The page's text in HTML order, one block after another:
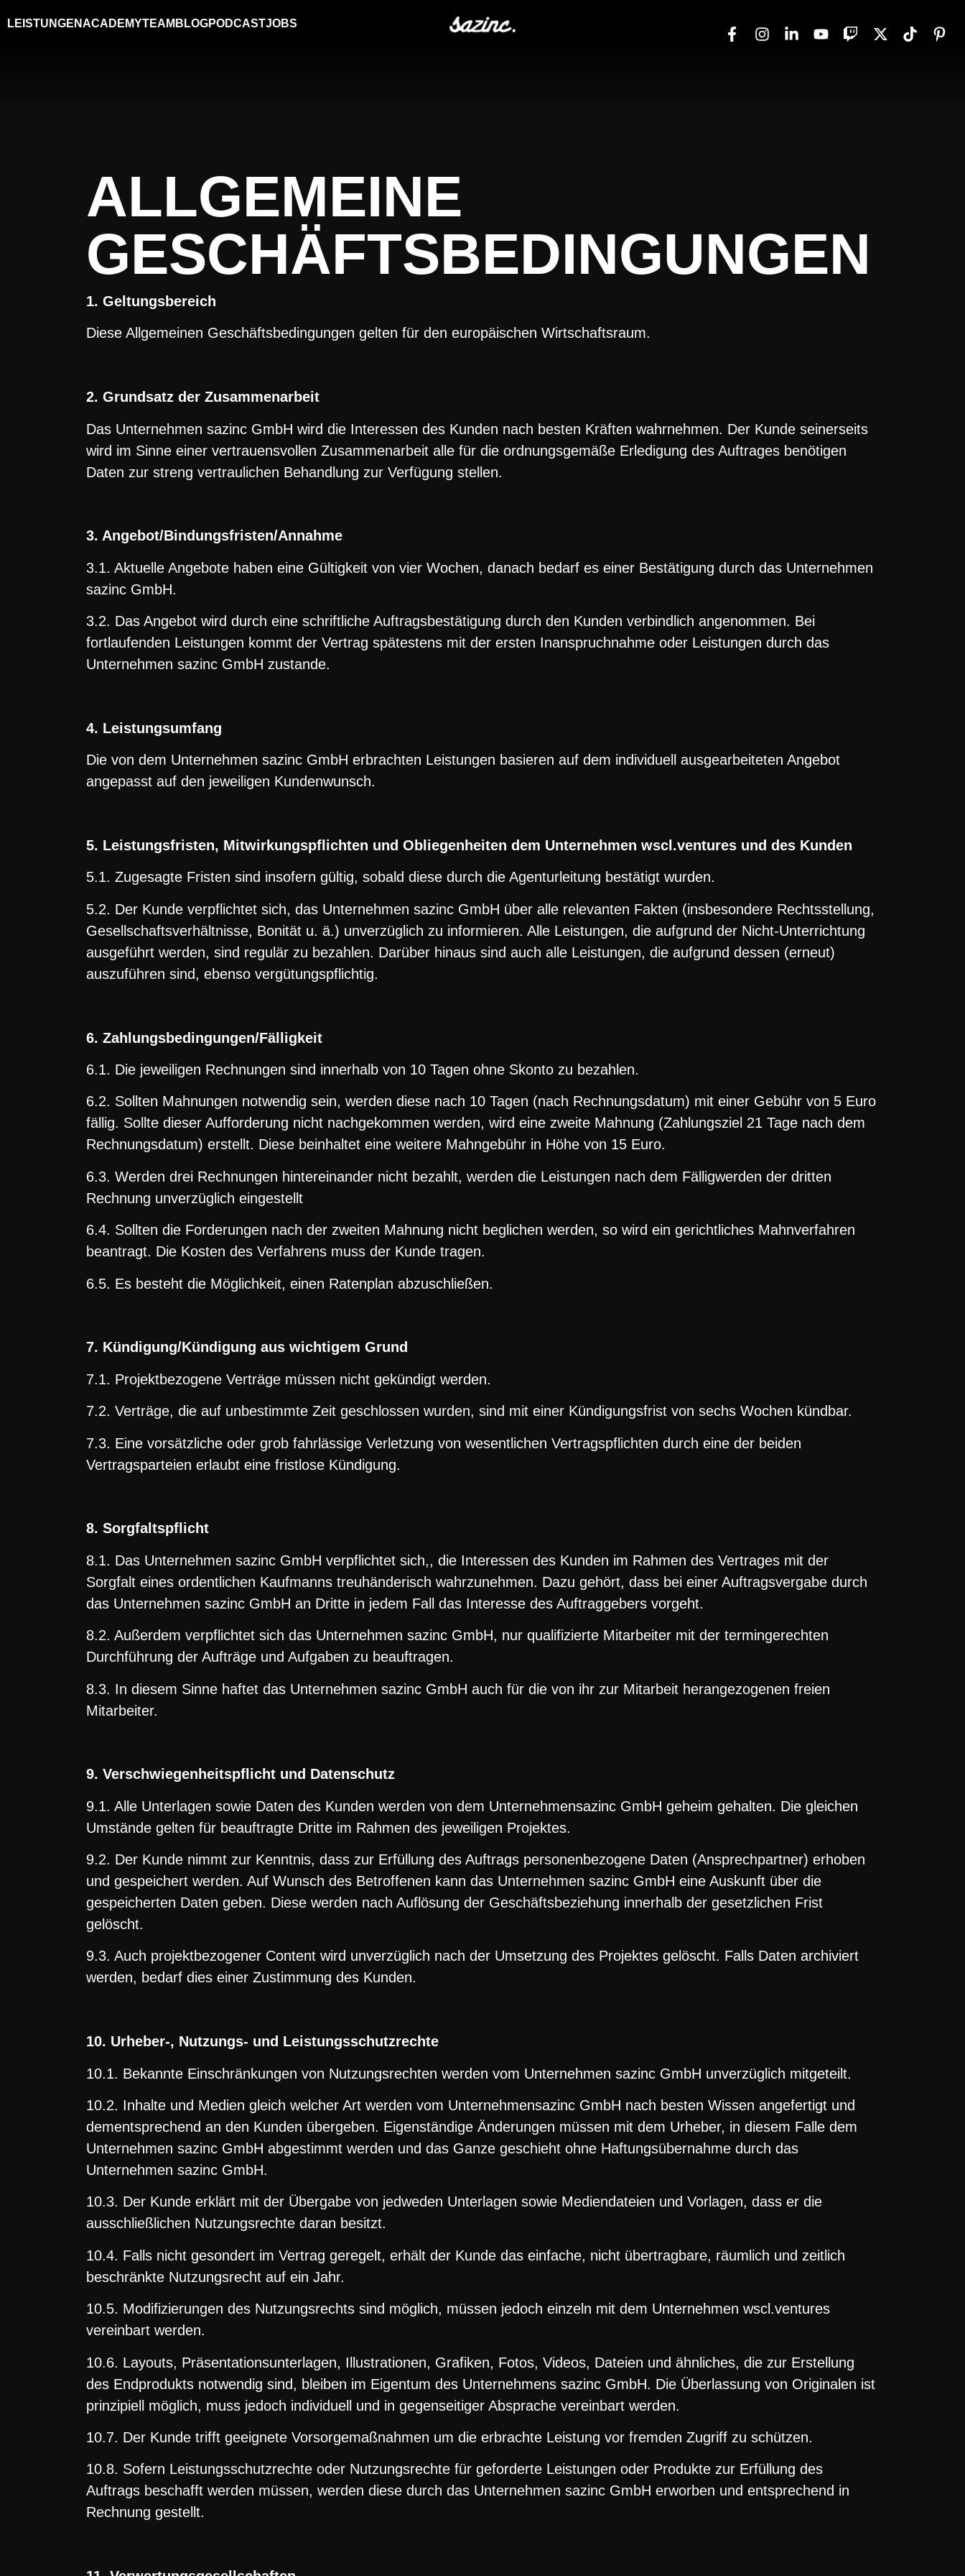
LEISTUNGENACADEMYTEAM BLOGPODCASTJOBS
ALLGEMEINE
GESCHÄFTSBEDINGUNGEN
1. Geltungsbereich
Diese Allgemeinen Geschäftsbedingungen gelten für den europäischen Wirtschaftsraum.
2. Grundsatz der Zusammenarbeit
Das Unternehmen sazinc GmbH wird die Interessen des Kunden nach besten Kräften wahrnehmen. Der Kunde seinerseits
wird im Sinne einer vertrauensvollen Zusammenarbeit alle für die ordnungsgemäße Erledigung des Auftrages benötigen
Daten zur streng vertraulichen Behandlung zur Verfügung stellen.
3. Angebot/Bindungsfristen/Annahme
3.1. Aktuelle Angebote haben eine Gültigkeit von vier Wochen, danach bedarf es einer Bestätigung durch das Unternehmen
sazinc GmbH.
3.2. Das Angebot wird durch eine schriftliche Auftragsbestätigung durch den Kunden verbindlich angenommen. Bei
fortlaufenden Leistungen kommt der Vertrag spätestens mit der ersten Inanspruchnahme oder Leistungen durch das
Unternehmen sazinc GmbH zustande.
4. Leistungsumfang
Die von dem Unternehmen sazinc GmbH erbrachten Leistungen basieren auf dem individuell ausgearbeiteten Angebot
angepasst auf den jeweiligen Kundenwunsch.
5. Leistungsfristen, Mitwirkungspflichten und Obliegenheiten dem Unternehmen wscl.ventures und des Kunden
5.1. Zugesagte Fristen sind insofern gültig, sobald diese durch die Agenturleitung bestätigt wurden.
5.2. Der Kunde verpflichtet sich, das Unternehmen sazinc GmbH über alle relevanten Fakten (insbesondere Rechtsstellung,
Gesellschaftsverhältnisse, Bonität u. ä.) unverzüglich zu informieren. Alle Leistungen, die aufgrund der Nicht-Unterrichtung
ausgeführt werden, sind regulär zu bezahlen. Darüber hinaus sind auch alle Leistungen, die aufgrund dessen (erneut)
auszuführen sind, ebenso vergütungspflichtig.
6. Zahlungsbedingungen/Fälligkeit
6.1. Die jeweiligen Rechnungen sind innerhalb von 10 Tagen ohne Skonto zu bezahlen.
6.2. Sollten Mahnungen notwendig sein, werden diese nach 10 Tagen (nach Rechnungsdatum) mit einer Gebühr von 5 Euro
fällig. Sollte dieser Aufforderung nicht nachgekommen werden, wird eine zweite Mahnung (Zahlungsziel 21 Tage nach dem
Rechnungsdatum) erstellt. Diese beinhaltet eine weitere Mahngebühr in Höhe von 15 Euro.
6.3. Werden drei Rechnungen hintereinander nicht bezahlt, werden die Leistungen nach dem Fälligwerden der dritten
Rechnung unverzüglich eingestellt
6.4. Sollten die Forderungen nach der zweiten Mahnung nicht beglichen werden, so wird ein gerichtliches Mahnverfahren
beantragt. Die Kosten des Verfahrens muss der Kunde tragen.
6.5. Es besteht die Möglichkeit, einen Ratenplan abzuschließen.
7. Kündigung/Kündigung aus wichtigem Grund
7.1. Projektbezogene Verträge müssen nicht gekündigt werden.
7.2. Verträge, die auf unbestimmte Zeit geschlossen wurden, sind mit einer Kündigungsfrist von sechs Wochen kündbar.
7.3. Eine vorsätzliche oder grob fahrlässige Verletzung von wesentlichen Vertragspflichten durch eine der beiden
Vertragsparteien erlaubt eine fristlose Kündigung.
8. Sorgfaltspflicht
8.1. Das Unternehmen sazinc GmbH verpflichtet sich,, die Interessen des Kunden im Rahmen des Vertrages mit der
Sorgfalt eines ordentlichen Kaufmanns treuhänderisch wahrzunehmen. Dazu gehört, dass bei einer Auftragsvergabe durch
das Unternehmen sazinc GmbH an Dritte in jedem Fall das Interesse des Auftraggebers vorgeht.
8.2. Außerdem verpflichtet sich das Unternehmen sazinc GmbH, nur qualifizierte Mitarbeiter mit der termingerechten
Durchführung der Aufträge und Aufgaben zu beauftragen.
8.3. In diesem Sinne haftet das Unternehmen sazinc GmbH auch für die von ihr zur Mitarbeit herangezogenen freien
Mitarbeiter.
9. Verschwiegenheitspflicht und Datenschutz
9.1. Alle Unterlagen sowie Daten des Kunden werden von dem Unternehmensazinc GmbH geheim gehalten. Die gleichen
Umstände gelten für beauftragte Dritte im Rahmen des jeweiligen Projektes.
9.2. Der Kunde nimmt zur Kenntnis, dass zur Erfüllung des Auftrags personenbezogene Daten (Ansprechpartner) erhoben
und gespeichert werden. Auf Wunsch des Betroffenen kann das Unternehmen sazinc GmbH eine Auskunft über die
gespeicherten Daten geben. Diese werden nach Auflösung der Geschäftsbeziehung innerhalb der gesetzlichen Frist
gelöscht.
9.3. Auch projektbezogener Content wird unverzüglich nach der Umsetzung des Projektes gelöscht. Falls Daten archiviert
werden, bedarf dies einer Zustimmung des Kunden.
10. Urheber-, Nutzungs- und Leistungsschutzrechte
10.1. Bekannte Einschränkungen von Nutzungsrechten werden vom Unternehmen sazinc GmbH unverzüglich mitgeteilt.
10.2. Inhalte und Medien gleich welcher Art werden vom Unternehmensazinc GmbH nach besten Wissen angefertigt und
dementsprechend an den Kunden übergeben. Eigenständige Änderungen müssen mit dem Urheber, in diesem Falle dem
Unternehmen sazinc GmbH abgestimmt werden und das Ganze geschieht ohne Haftungsübernahme durch das
Unternehmen sazinc GmbH.
10.3. Der Kunde erklärt mit der Übergabe von jedweden Unterlagen sowie Mediendateien und Vorlagen, dass er die
ausschließlichen Nutzungsrechte daran besitzt.
10.4. Falls nicht gesondert im Vertrag geregelt, erhält der Kunde das einfache, nicht übertragbare, räumlich und zeitlich
beschränkte Nutzungsrecht auf ein Jahr.
10.5. Modifizierungen des Nutzungsrechts sind möglich, müssen jedoch einzeln mit dem Unternehmen wscl.ventures
vereinbart werden.
10.6. Layouts, Präsentationsunterlagen, Illustrationen, Grafiken, Fotos, Videos, Dateien und ähnliches, die zur Erstellung
des Endprodukts notwendig sind, bleiben im Eigentum des Unternehmens sazinc GmbH. Die Überlassung von Originalen ist
prinzipiell möglich, muss jedoch individuell und in gegenseitiger Absprache vereinbart werden.
10.7. Der Kunde trifft geeignete Vorsorgemaßnahmen um die erbrachte Leistung vor fremden Zugriff zu schützen.
10.8. Sofern Leistungsschutzrechte oder Nutzungsrechte für geforderte Leistungen oder Produkte zur Erfüllung des
Auftrags beschafft werden müssen, werden diese durch das Unternehmen sazinc GmbH erworben und entsprechend in
Rechnung gestellt.